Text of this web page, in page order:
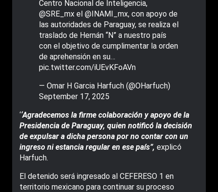
Centro Nacional de Inteligencia,
@SRE_mx el @INAMI_mx, con apoyo de
las autoridades de Paraguay, se realiza el
traslado de Hernán “N” a nuestro país
con el objetivo de cumplimentar la orden
de aprehensión en su…
pic.twitter.com/iUEvKFoAVn
— Omar H Garcia Harfuch (@OHarfuch)
September 17, 2025
‘‘Agradecemos la firme colaboración y apoyo de la
Presidencia de Paraguay, quien notificó la decisión
de expulsar a dicha persona por no contar con un
ingreso ni estancia regular en ese país”, explicó
Harfuch.
El detenido será ingresado al CEFERESO 1 en
territorio mexicano para continuar su proceso